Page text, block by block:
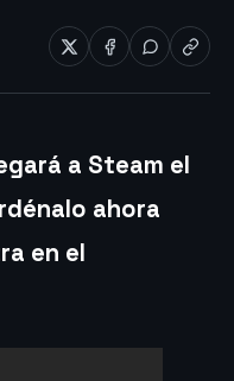
a Steam el
ahora
en el